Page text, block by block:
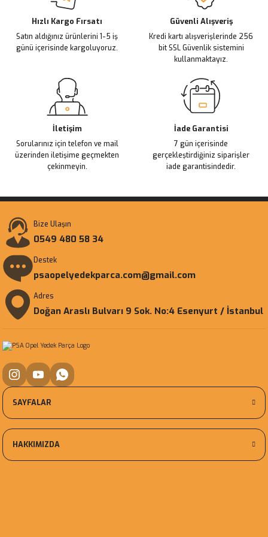
Ürün bilgilerinde hatalar bulunuyor.
Ürün fiyatı diğer sitelerden daha pahalı.
Bu ürüne benzer farklı alternatifler olmalı.
Hızlı Kargo Fırsatı
Satın aldığınız ürünlerini 1-5 iş
günü içerisinde kargoluyoruz.
Güvenli Alışveriş
Kredi kartı alışverişlerinde 256
bit SSL Güvenlik sistemini
kullanmaktayız.
İletişim
Sorularınız için telefon ve mail
üzerinden iletişime geçmekten
çekinmeyin.
İade Garantisi
7 gün içerisinde
gerçekleştirdiğiniz siparişler
iade garantisindedir.
Bize Ulaşın
0549 480 58 34
Destek
psaopelyedekparca.com@gmail.com
Adres
Doğan Araslı Bulvarı 9 Sok. No:4 Esenyurt / İstanbul
SAYFALAR
HAKKIMIZDA